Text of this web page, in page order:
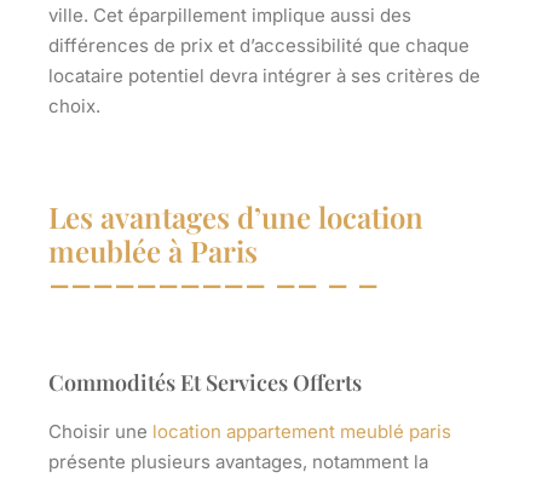
ville. Cet éparpillement implique aussi des
différences de prix et d’accessibilité que chaque
locataire potentiel devra intégrer à ses critères de
choix.
Les avantages d’une location
meublée à Paris
Commodités Et Services Offerts
Choisir une location appartement meublé paris
présente plusieurs avantages, notamment la